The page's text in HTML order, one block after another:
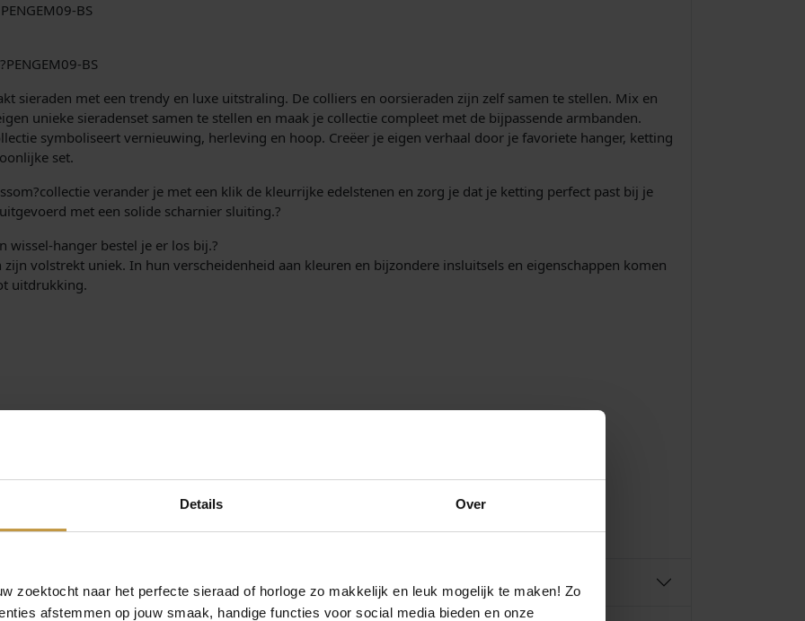
Details Over
zoektocht naar het perfecte sieraad of horloge zo makkelijk en leuk mogelijk te maken! Zo
afstemmen op jouw smaak, handige functies voor social media bieden en onze
BS
BS
sieraden met een trendy en luxe uitstraling. De colliers en oorsieraden zijn zelf samen te stellen. Mix en
unieke sieradenset samen te stellen en maak je collectie compleet met de bijpassende armbanden.
symboliseert vernieuwing, herleving en hoop. Creëer je eigen verhaal door je favoriete hanger, ketting
set.
verander je met een klik de kleurrijke edelstenen en zorg je dat je ketting perfect past bij je
met een solide scharnier sluiting.?
wissel-hanger bestel je er los bij.?
volstrekt uniek. In hun verscheidenheid aan kleuren en bijzondere insluitsels en eigenschappen komen
uitdrukking.
in de originele Sparkling Jewels verpakking.
Jewels?sieraden.
officieel dealer de Grijff Juweliers Zutphen.